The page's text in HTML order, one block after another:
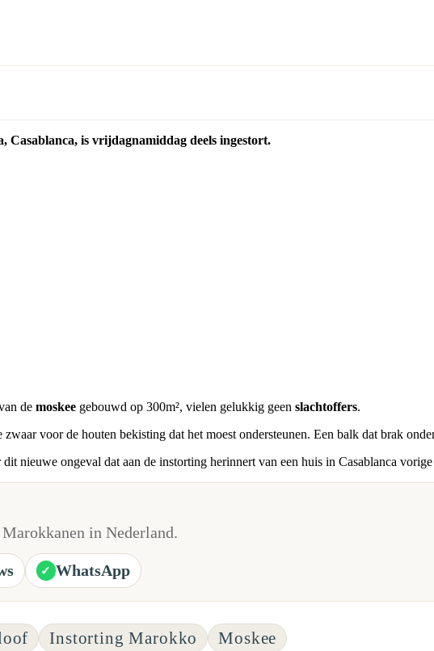
Casablanca, is vrijdagnamiddag deels ingestort.
de moskee gebouwd op 300m², vielen gelukkig geen slachtoffers.
voor de houten bekisting dat het moest ondersteunen. Een balk dat brak
nieuwe ongeval dat aan de instorting herinnert van een huis in Casablanca
in Nederland.
✓ WhatsApp
Instorting Marokko Moskee